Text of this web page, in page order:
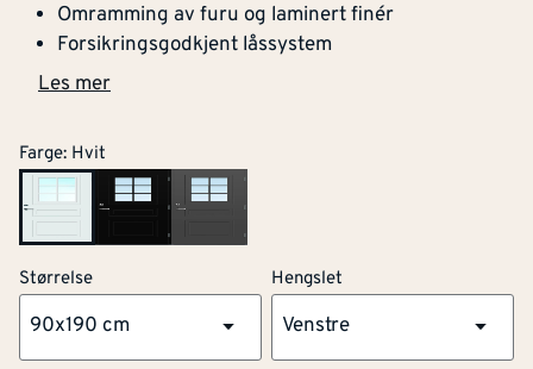
Omramming av furu og laminert finér
Forsikringsgodkjent låssystem
Les mer
Farge: Hvit
Størrelse
90x190 cm
Hengslet
Venstre